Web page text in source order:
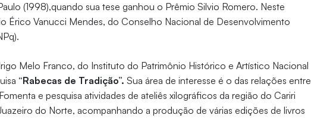
(1998),quando sua tese ganhou o Prêmio Silvio Romero. Neste
Érico Vanucci Mendes, do Conselho Nacional de Desenvolvimento
Melo Franco, do Instituto do Patrimônio Histórico e Artístico Nacional
“Rabecas de Tradição”.Sua área de interesse é o das relações entre
e pesquisa atividades de ateliês xilográficos da região do Cariri
do Norte, acompanhando a produção de várias edições de livros